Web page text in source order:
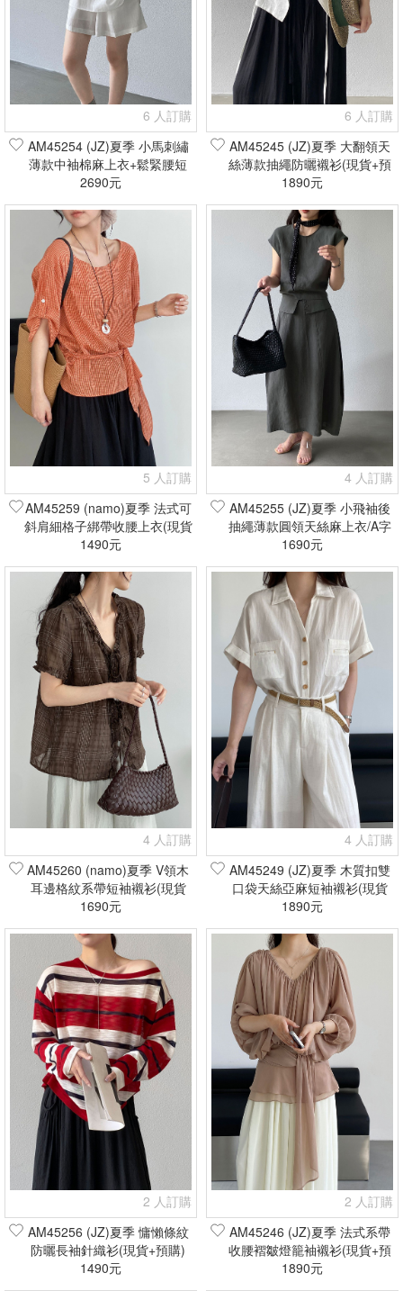
6 人訂購
AM45254 (JZ)夏季 小馬刺繡
薄款中袖棉麻上衣+鬆緊腰短
褲套裝(現貨+預購)
2690元
6 人訂購
AM45245 (JZ)夏季 大翻領天
絲薄款抽繩防曬襯衫(現貨+預
購)
1890元
5 人訂購
AM45259 (namo)夏季 法式可
斜肩細格子綁帶收腰上衣(現貨
+預購)
1490元
4 人訂購
AM45255 (JZ)夏季 小飛袖後
抽繩薄款圓領天絲麻上衣/A字
半身裙(現貨+預購)
1690元
4 人訂購
AM45260 (namo)夏季 V領木
耳邊格紋系帶短袖襯衫(現貨
+預購)
1690元
4 人訂購
AM45249 (JZ)夏季 木質扣雙
口袋天絲亞麻短袖襯衫(現貨
+預購)
1890元
2 人訂購
AM45256 (JZ)夏季 慵懶條紋
防曬長袖針織衫(現貨+預購)
1490元
2 人訂購
AM45246 (JZ)夏季 法式系帶
收腰褶皺燈籠袖襯衫(現貨+預
購)
1890元